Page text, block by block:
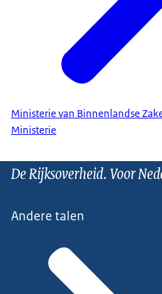
Ministerie van Binnenlandse
Ministerie
De Rijksoverheid. Voor
Andere talen